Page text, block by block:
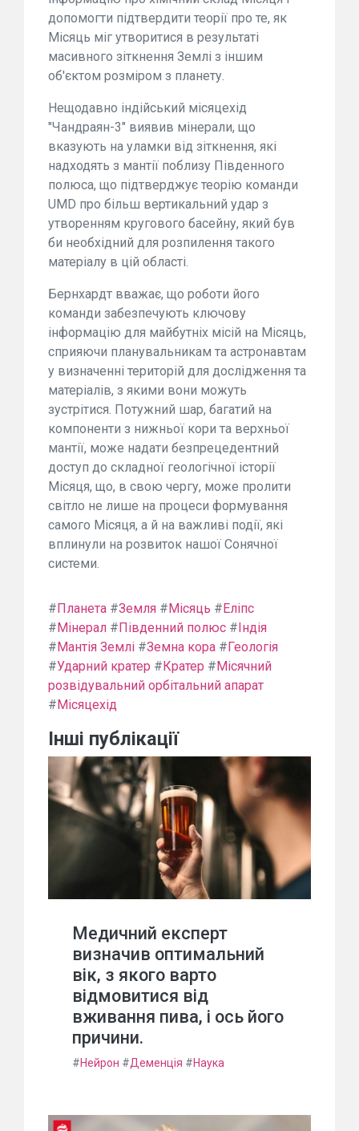
допомогти підтвердити теорії про те, як
Місяць міг утворитися в результаті
масивного зіткнення Землі з іншим
об'єктом розміром з планету.
Нещодавно індійський місяцехід
"Чандраян-3" виявив мінерали, що
вказують на уламки від зіткнення, які
надходять з мантії поблизу Південного
полюса, що підтверджує теорію команди
UMD про більш вертикальний удар з
утворенням кругового басейну, який був
би необхідний для розпилення такого
матеріалу в цій області.
Бернхардт вважає, що роботи його
команди забезпечують ключову
інформацію для майбутніх місій на Місяць,
сприяючи планувальникам та астронавтам
у визначенні територій для дослідження та
матеріалів, з якими вони можуть
зустрітися. Потужний шар, багатий на
компоненти з нижньої кори та верхньої
мантії, може надати безпрецедентний
доступ до складної геологічної історії
Місяця, що, в свою чергу, може пролити
світло не лише на процеси формування
самого Місяця, а й на важливі події, які
вплинули на розвиток нашої Сонячної
системи.
#Планета #Земля #Місяць #Еліпс
#Мінерал #Південний полюс #Індія
#Мантія Землі #Земна кора #Геологія
#Ударний кратер #Кратер #Місячний
розвідувальний орбітальний апарат
#Місяцехід
Інші публікації
Медичний експерт
визначив оптимальний
вік, з якого варто
відмовитися від
вживання пива, і ось його
причини.
#Нейрон #Деменція #Наука